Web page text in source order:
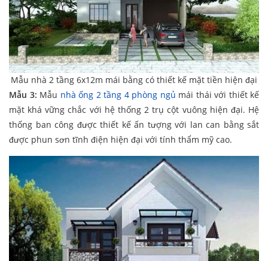
Mẫu nhà 2 tầng 6x12m mái bằng có thiết kế mặt tiền hiện đại
Mẫu 3: Mẫu nhà ống 2 tầng 4 phòng ngủ mái thái với thiết kế
mặt khá vững chắc với hệ thống 2 trụ cột vuông hiện đại. Hệ
thống ban công được thiết kế ấn tượng với lan can bằng sắt
được phun sơn tĩnh điện hiện đại với tính thẩm mỹ cao.